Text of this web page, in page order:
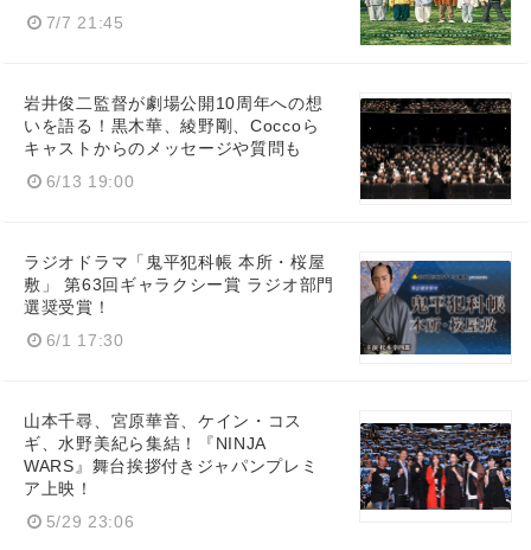
7/7 21:45
岩井俊二監督が劇場公開10周年への想
いを語る！黒木華、綾野剛、Coccoら
キャストからのメッセージや質問も
6/13 19:00
ラジオドラマ「鬼平犯科帳 本所・桜屋
敷」 第63回ギャラクシー賞 ラジオ部門
選奨受賞！
6/1 17:30
山本千尋、宮原華音、ケイン・コス
ギ、水野美紀ら集結！『NINJA
WARS』舞台挨拶付きジャパンプレミ
ア上映！
5/29 23:06